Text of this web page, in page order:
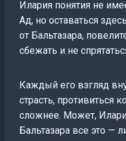
Илария понятия не
Ад, но оставаться
от Бальтазара,
сбежать и не
Каждый его взгляд
страсть, противиться
сложнее. Может,
Бальтазара все это —